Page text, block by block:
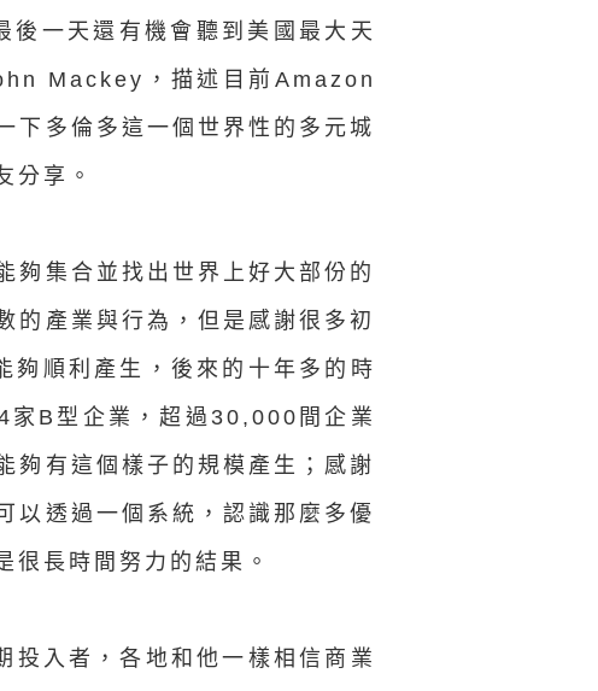
一天還有機會聽到美國最大天
Mackey，描述目前Amazon
下多倫多這一個世界性的多元城
分享。
夠集合並找出世界上好大部份的
的產業與行為，但是感謝很多初
夠順利產生，後來的十年多的時
家B型企業，超過30,000間企業
夠有這個樣子的規模產生；感謝
以透過一個系統，認識那麼多優
很長時間努力的結果。
投入者，各地和他一樣相信商業